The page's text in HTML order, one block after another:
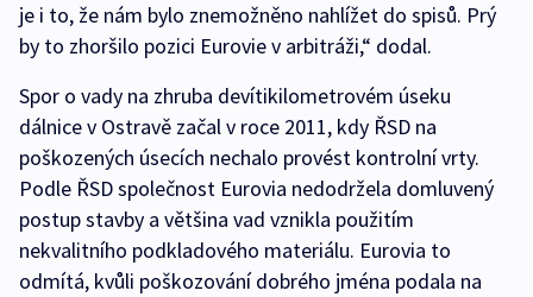
je i to, že nám bylo znemožněno nahlížet do spisů. Prý
by to zhoršilo pozici Eurovie v arbitráži,“ dodal.
Spor o vady na zhruba devítikilometrovém úseku
dálnice v Ostravě začal v roce 2011, kdy ŘSD na
poškozených úsecích nechalo provést kontrolní vrty.
Podle ŘSD společnost Eurovia nedodržela domluvený
postup stavby a většina vad vznikla použitím
nekvalitního podkladového materiálu. Eurovia to
odmítá, kvůli poškozování dobrého jména podala na